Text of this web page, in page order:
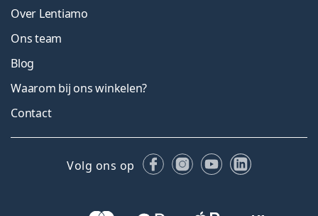
Over Lentiamo
Ons team
Blog
Waarom bij ons winkelen?
Contact
Volg ons op FacebookInstagram
YouTubeLinkedIn